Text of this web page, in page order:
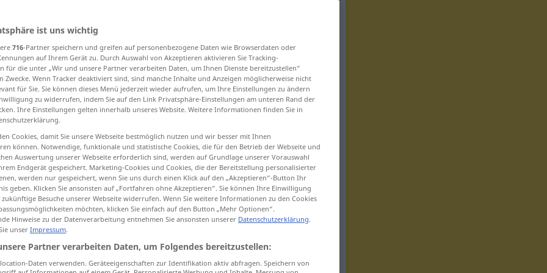
Wasserstandsanzeiger
Detektor Torpedosuchinstrument
Aufdeckerin, Entdecker, Enthüller
detector TECH
ist uns wichtig
716-Partner speichern und greifen auf personenbezogene Daten wie Browserdaten oder
auf Ihrem Gerät zu. Durch Auswahl von Akzeptieren aktivieren Sie Tracking-
für die unter „Wir und unsere Partner verarbeiten Daten, um Ihnen Dienste bereitzustellen“
Zwecke. Wenn Tracker deaktiviert sind, sind manche Inhalte und Anzeigen möglicherweise nicht
für Sie. Sie können dieses Menü jederzeit wieder aufrufen, um Ihre Einstellungen zu ändern
zu widerrufen, indem Sie auf den Link Privatsphäre-Einstellungen am unteren Rand der
Ihre Einstellungen gelten innerhalb unseres Website. Weitere Informationen finden Sie in
Cookies, damit Sie unsere Webseite bestmöglich nutzen und wir besser mit Ihnen
können. Notwendige, funktionale und statistische Cookies, die für den Betrieb der Webseite und
Auswertung unserer Webseite erforderlich sind, werden auf Grundlage unserer Vorauswahl
Endgerät gespeichert. Marketing-Cookies und Cookies, die der Bereitstellung personalisierter
werden nur gespeichert, wenn Sie uns durch einen Klick auf den „Akzeptieren“-Button Ihr
geben. Klicken Sie ansonsten auf „Fortfahren ohne Akzeptieren“. Sie können Ihre Einwilligung
Besuche unserer Webseite widerrufen. Wenn Sie weitere Informationen zu den Cookies
möchten, klicken Sie einfach auf den Button „Mehr Optionen“.
Hinweise zu der Datenverarbeitung entnehmen Sie ansonsten unserer Datenschutzerklärung.
unser Impressum.
Partner verarbeiten Daten, um Folgendes bereitzustellen:
Daten verwenden. Geräteeigenschaften zur Identifikation aktiv abfragen. Speichern von